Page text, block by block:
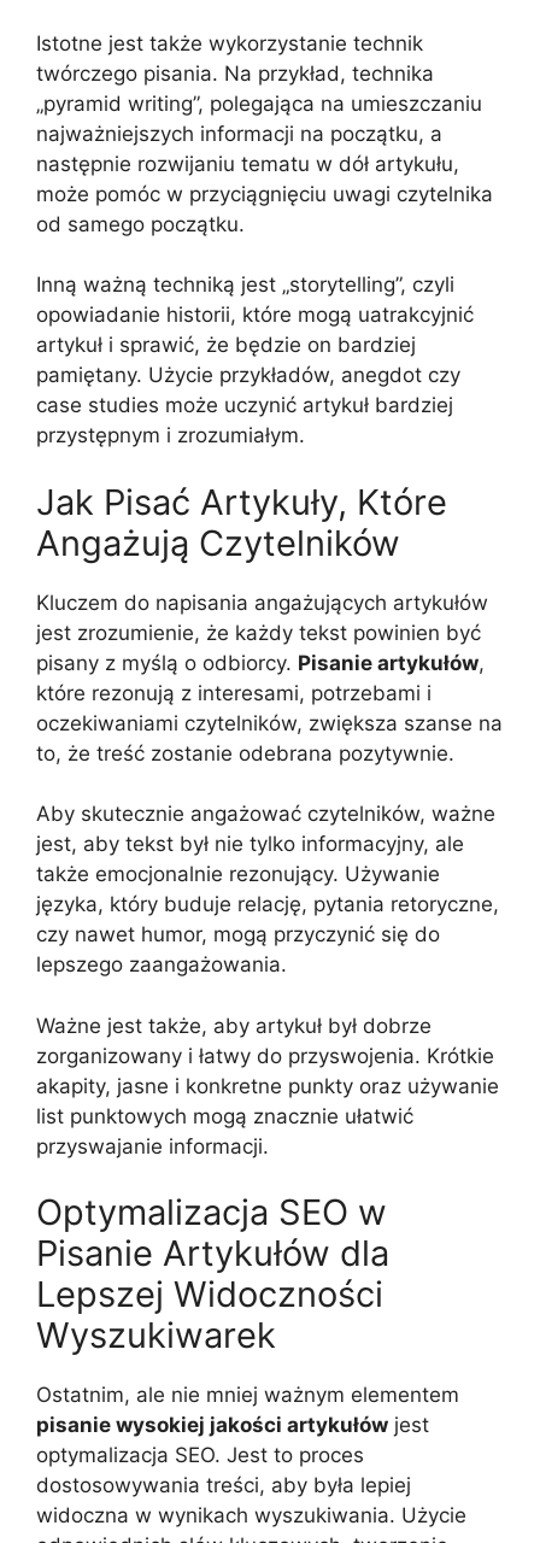
Istotne jest także wykorzystanie technik
twórczego pisania. Na przykład, technika
„pyramid writing”, polegająca na umieszczaniu
najważniejszych informacji na początku, a
następnie rozwijaniu tematu w dół artykułu,
może pomóc w przyciągnięciu uwagi czytelnika
od samego początku.
Inną ważną techniką jest „storytelling”, czyli
opowiadanie historii, które mogą uatrakcyjnić
artykuł i sprawić, że będzie on bardziej
pamiętany. Użycie przykładów, anegdot czy
case studies może uczynić artykuł bardziej
przystępnym i zrozumiałym.
Jak Pisać Artykuły, Które
Angażują Czytelników
Kluczem do napisania angażujących artykułów
jest zrozumienie, że każdy tekst powinien być
pisany z myślą o odbiorcy. Pisanie artykułów,
które rezonują z interesami, potrzebami i
oczekiwaniami czytelników, zwiększa szanse na
to, że treść zostanie odebrana pozytywnie.
Aby skutecznie angażować czytelników, ważne
jest, aby tekst był nie tylko informacyjny, ale
także emocjonalnie rezonujący. Używanie
języka, który buduje relację, pytania retoryczne,
czy nawet humor, mogą przyczynić się do
lepszego zaangażowania.
Ważne jest także, aby artykuł był dobrze
zorganizowany i łatwy do przyswojenia. Krótkie
akapity, jasne i konkretne punkty oraz używanie
list punktowych mogą znacznie ułatwić
przyswajanie informacji.
Optymalizacja SEO w
Pisanie Artykułów dla
Lepszej Widoczności
Wyszukiwarek
Ostatnim, ale nie mniej ważnym elementem
pisanie wysokiej jakości artykułów jest
optymalizacja SEO. Jest to proces
dostosowywania treści, aby była lepiej
widoczna w wynikach wyszukiwania. Użycie